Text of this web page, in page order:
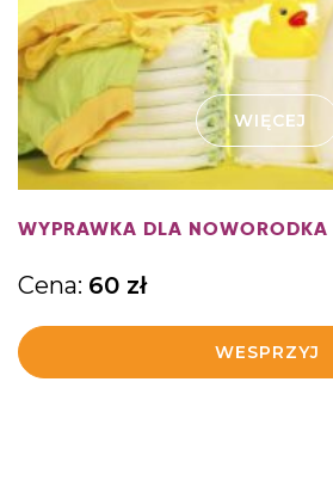
WIĘCEJ
WYPRAWKA DLA NOWORODKA
Cena: 60 zł
WESPRZYJ